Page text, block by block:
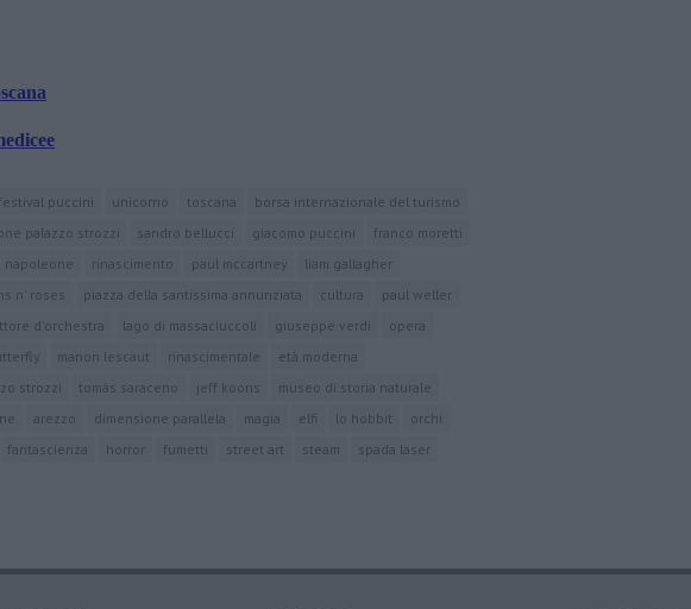
puccini unicorno toscana
borsa internazionale del turismo
palazzo strozzi sandro bellucci giacomo puccini
franco moretti
napoleone rinascimento paul mccartney
liam gallagher
n' roses piazza della santissima annunziata cultura
paul weller
d'orchestra lago di massaciuccoli giuseppe verdi
opera
manon lescaut rinascimentale
età moderna
strozzi tomás saraceno jeff koons
museo di storia naturale
arezzo dimensione parallela magia elfi lo hobbit
orchi
fantascienza horror fumetti street art steam
spada laser